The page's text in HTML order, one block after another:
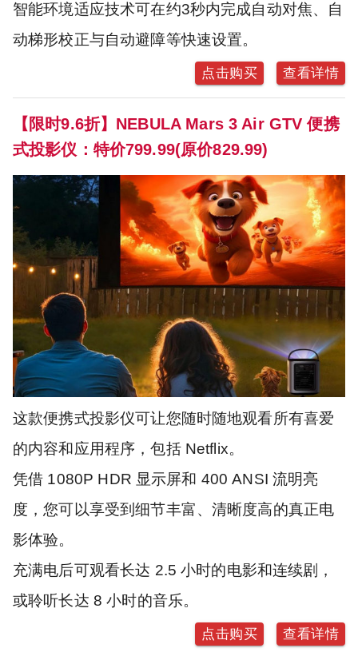
智能环境适应技术可在约3秒内完成自动对焦、自
动梯形校正与自动避障等快速设置。
点击购买 查看详情
【限时9.6折】NEBULA Mars 3 Air GTV 便携
式投影仪：特价799.99(原价829.99)
这款便携式投影仪可让您随时随地观看所有喜爱
的内容和应用程序，包括 Netflix。
凭借 1080P HDR 显示屏和 400 ANSI 流明亮
度，您可以享受到细节丰富、清晰度高的真正电
影体验。
充满电后可观看长达 2.5 小时的电影和连续剧，
或聆听长达 8 小时的音乐。
点击购买 查看详情